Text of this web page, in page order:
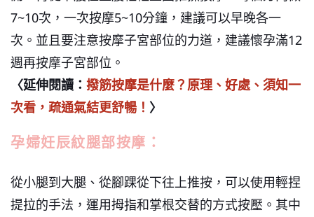
7~10次，一次按摩5~10分鐘，建議可以早晚各一
次。並且要注意按摩子宮部位的力道，建議懷孕滿12
週再按摩子宮部位。
〈延伸閱讀： 撥筋按摩是什麼？原理、好處、須知一
次看，疏通氣結更舒暢！ 〉
孕婦妊辰紋腿部按摩：
從小腿到大腿、從腳踝從下往上推按，可以使用輕捏
提拉的手法，運用拇指和掌根交替的方式按壓。其中